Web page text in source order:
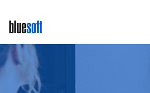
main
content